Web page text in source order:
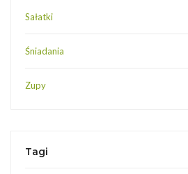
Sałatki
Śniadania
Zupy
Tagi